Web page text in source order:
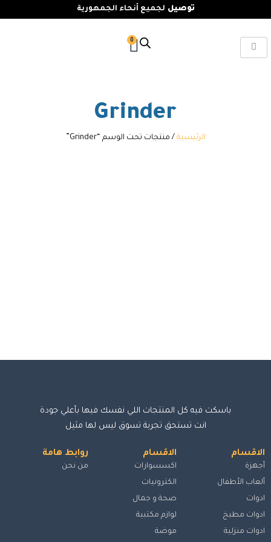
توصيل لجميع أنحاء الجمهورية
0
Grinder
الرئيسية / منتجات تحت الوسم “Grinder”
باسكت فيه كل المنتجات اللي نفسك فيها بأعلي جودة
انت تستحق تجربة تسوق ليس لها مثيل
الاقسام
أجهزة
ألعاب الأطفال
ادوات
ادوات مطبخ
ادوات منزلية
الاقسام
اكسسوارات
الكترونيات
صحة و جمال
لوازم مكتبية
موضة
روابط هامة
من نحن